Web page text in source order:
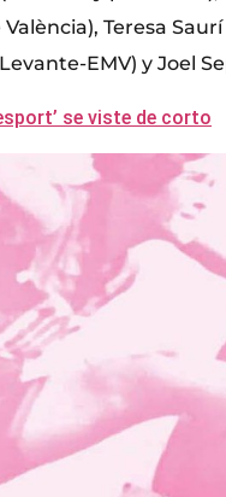
Teresa
EMV) y Joel
se viste de corto